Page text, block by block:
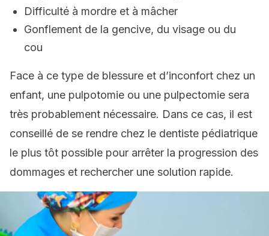
Difficulté à mordre et à mâcher
Gonflement de la gencive, du visage ou du
cou
Face à ce type de blessure et d’inconfort chez un
enfant, une pulpotomie ou une pulpectomie sera
très probablement nécessaire. Dans ce cas, il est
conseillé de se rendre chez le dentiste pédiatrique
le plus tôt possible pour arrêter la progression des
dommages et rechercher une solution rapide.